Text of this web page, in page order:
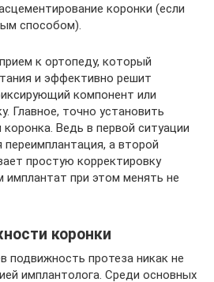
коронки (если
способом).
к ортопеду, который
и эффективно решит
компонент или
Главное, точно установить
Ведь в первой ситуации
а второй
простую корректировку
имплантат при этом менять не
коронки
подвижность протеза никак не
имплантолога. Среди основных